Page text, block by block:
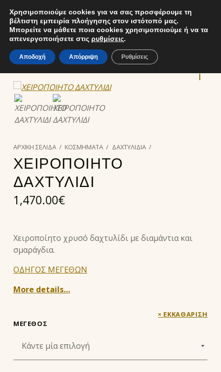
δέσποινα φύλλη
ΕΜΠΟΡΊΑ ΧΡΥΣΟΎ ΚΑΙ ΚΟΣΜΗΜΆΤΩΝ
MENU
EL
ΧΡΗΣΤΗΣ
ΑΡΧΙΚΉ ΣΕΛΊΔΑ / ΚΟΣΜΗΜΑΤΑ / ΔΑΧΤΥΛΙΔΙΑ /
ΧΕΙΡΟΠΟΙΗΤΟ
ΔΑΧΤΥΛΙΔΙ
1,470.00€
Χειροποίητο χρυσό δαχτυλίδι με διαμάντια και
σμαράγδια.
ΟΔΗΓΟΣ ΜΕΓΕΘΩΝ
More details…
ΜΈΓΕΘΟΣ
ΕΚΚΑΘΆΡΙΣΗ
Χρησιμοποιούμε cookies για να σας προσφέρουμε τη
βέλτιστη εμπειρία πλοήγησης στον ιστότοπό μας.
Μπορείτε να μάθετε ποια cookies χρησιμοποιούμε ή να τα
απενεργοποιήσετε στις ρυθμίσεις.
Αποδοχή Απόρριψη Ρυθμίσεις